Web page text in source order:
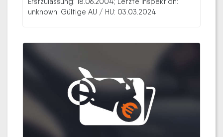
unknown; Gültige AU / HU: 03.03.2024